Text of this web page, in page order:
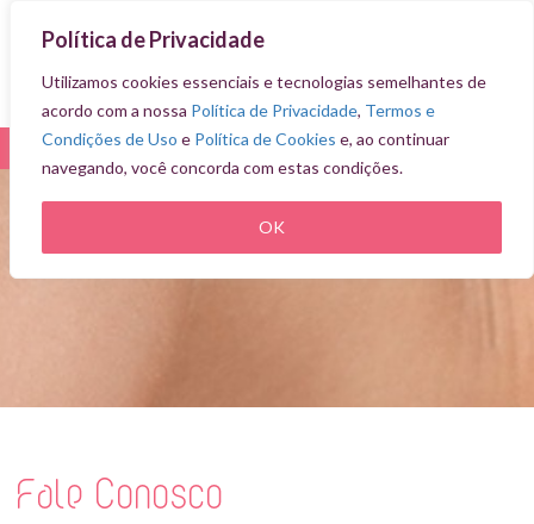
Política de Privacidade
Utilizamos cookies essenciais e tecnologias semelhantes de
acordo com a nossa Política de Privacidade, Termos e
Condições de Uso e Política de Cookies e, ao continuar
navegando, você concorda com estas condições.
OK
Fale Conosco